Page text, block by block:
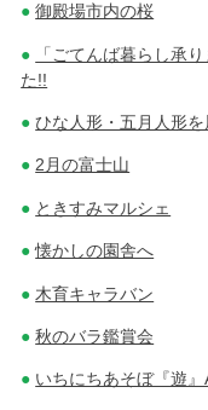
御殿場市内の桜
「ごてんば暮らし承
た!!
ひな人形・五月人形を
2月の富士山
ときすみマルシェ
懐かしの園舎へ
木育キャラバン
秋のバラ鑑賞会
いちにちあそぼ『遊